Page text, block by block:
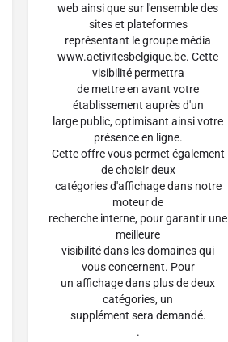
web ainsi que sur l'ensemble des
sites et plateformes
représentant le groupe média
www.activitesbelgique.be. Cette
visibilité permettra
de mettre en avant votre
établissement auprès d'un
large public, optimisant ainsi votre
présence en ligne.
Cette offre vous permet également
de choisir deux
catégories d'affichage dans notre
moteur de
recherche interne, pour garantir une
meilleure
visibilité dans les domaines qui
vous concernent. Pour
un affichage dans plus de deux
catégories, un
supplément sera demandé.
.